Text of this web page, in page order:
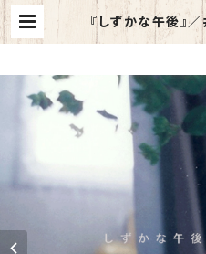
『しずかな午後』
mental）CD-R 【